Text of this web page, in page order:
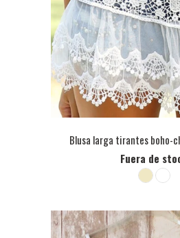
Blusa larga tirantes boho-
Fuera de